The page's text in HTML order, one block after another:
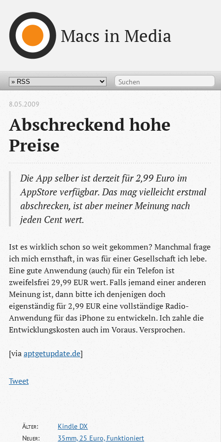
Macs in Media
Abschreckend hohe
Preise
8.05.2009
Die App selber ist derzeit für 2,99 Euro im
AppStore verfügbar. Das mag vielleicht erstmal
abschrecken, ist aber meiner Meinung nach
jeden Cent wert.
Ist es wirklich schon so weit gekommen? Manchmal frage
ich mich ernsthaft, in was für einer Gesellschaft ich lebe.
Eine gute Anwendung (auch) für ein Telefon ist
zweifelsfrei 29,99 EUR wert. Falls jemand einer anderen
Meinung ist, dann bitte ich denjenigen doch
eigenständig für 2,99 EUR eine vollständige Radio-
Anwendung für das iPhone zu entwickeln. Ich zahle die
Entwicklungskosten auch im Voraus. Versprochen.
[viaaptgetupdate.de]
Tweet
Älter:
Kindle DX
Neuer:
35mm, 25 Euro, Funktioniert